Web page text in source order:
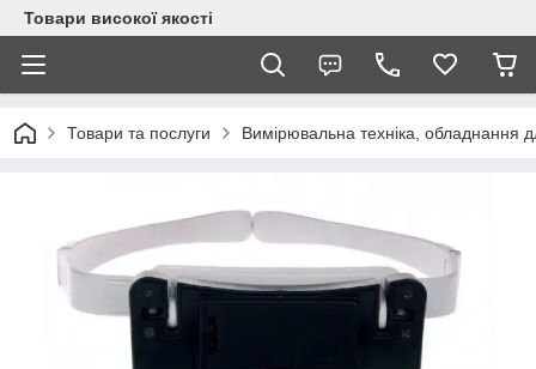
Товари високої якості
Товари та послуги Вимірювальна техніка, обладнання